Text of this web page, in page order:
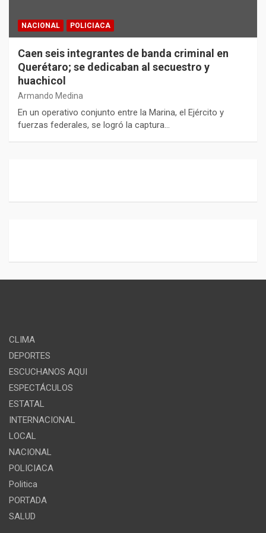
NACIONAL POLICIACA
Caen seis integrantes de banda criminal en
Querétaro; se dedicaban al secuestro y
huachicol
Armando Medina
En un operativo conjunto entre la Marina, el Ejército y
fuerzas federales, se logró la captura…
CLIMA
DEPORTES
ESCUCHANOS AQUI
ESPECTÁCULOS
ESTATAL
INTERNACIONAL
LOCAL
NACIONAL
POLICIACA
Politica
PORTADA
SALUD